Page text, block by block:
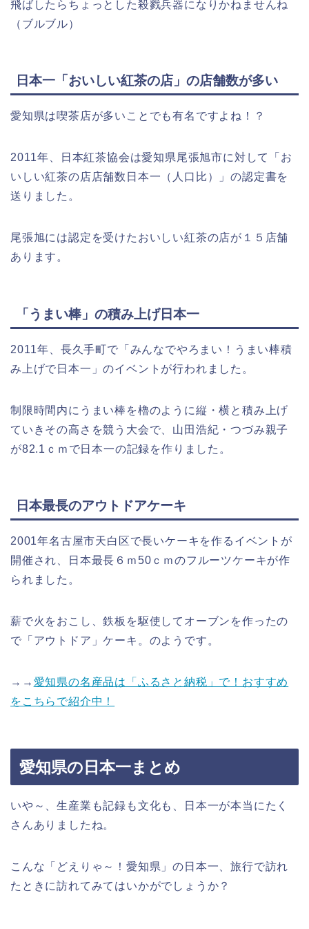
飛ばしたらちょっとした殺戮兵器になりかねませんね
（ブルブル）
日本一「おいしい紅茶の店」の店舗数が多い
愛知県は喫茶店が多いことでも有名ですよね！？
2011年、日本紅茶協会は愛知県尾張旭市に対して「お
いしい紅茶の店店舗数日本一（人口比）」の認定書を
送りました。
尾張旭には認定を受けたおいしい紅茶の店が１５店舗
あります。
「うまい棒」の積み上げ日本一
2011年、長久手町で「みんなでやろまい！うまい棒積
み上げで日本一」のイベントが行われました。
制限時間内にうまい棒を櫓のように縦・横と積み上げ
ていきその高さを競う大会で、山田浩紀・つづみ親子
が82.1ｃｍで日本一の記録を作りました。
日本最長のアウトドアケーキ
2001年名古屋市天白区で長いケーキを作るイベントが
開催され、日本最長６ｍ50ｃｍのフルーツケーキが作
られました。
薪で火をおこし、鉄板を駆使してオーブンを作ったの
で「アウトドア」ケーキ。のようです。
→→ 愛知県の名産品は「ふるさと納税」で！おすすめ
をこちらで紹介中！
愛知県の日本一まとめ
いや～、生産業も記録も文化も、日本一が本当にたく
さんありましたね。
こんな「どえりゃ～！愛知県」の日本一、旅行で訪れ
たときに訪れてみてはいかがでしょうか？